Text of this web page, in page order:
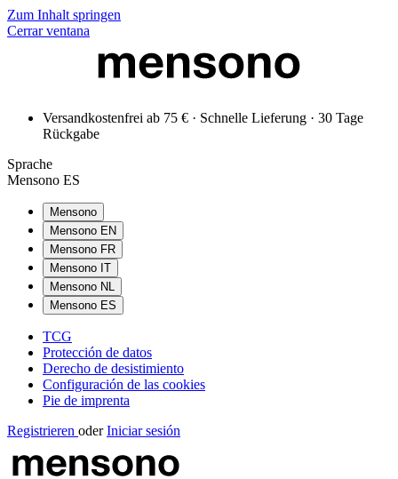
Zum Inhalt springen
Cerrar ventana
Versandkostenfrei ab 75 € · Schnelle Lieferung · 30 Tage
Rückgabe
Sprache
Mensono ES
Mensono
Mensono EN
Mensono FR
Mensono IT
Mensono NL
Mensono ES
TCG
Protección de datos
Derecho de desistimiento
Configuración de las cookies
Pie de imprenta
Registrieren oder Iniciar sesión